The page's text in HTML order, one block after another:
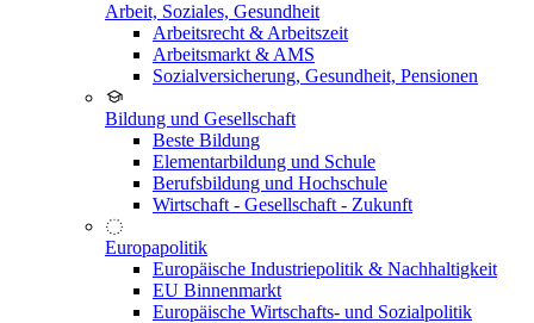
Arbeit, Soziales, Gesundheit
Arbeitsrecht & Arbeitszeit
Arbeitsmarkt & AMS
Sozialversicherung, Gesundheit, Pensionen
Bildung und Gesellschaft
Beste Bildung
Elementarbildung und Schule
Berufsbildung und Hochschule
Wirtschaft - Gesellschaft - Zukunft
Europapolitik
Europäische Industriepolitik & Nachhaltigkeit
EU Binnenmarkt
Europäische Wirtschafts- und Sozialpolitik